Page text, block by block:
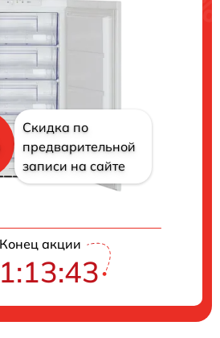
Скидка по
предварительной
записи на сайте
Конец акции